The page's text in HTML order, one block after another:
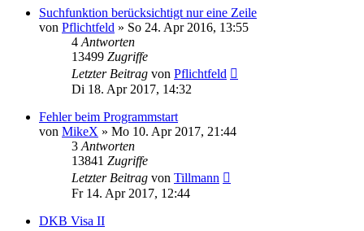
Suchfunktion berücksichtigt nur eine Zeile
von Pflichtfeld » So 24. Apr 2016, 13:55
4 Antworten
13499 Zugriffe
Letzter Beitrag von Pflichtfeld
Di 18. Apr 2017, 14:32
Fehler beim Programmstart
von MikeX » Mo 10. Apr 2017, 21:44
3 Antworten
13841 Zugriffe
Letzter Beitrag von Tillmann
Fr 14. Apr 2017, 12:44
DKB Visa II